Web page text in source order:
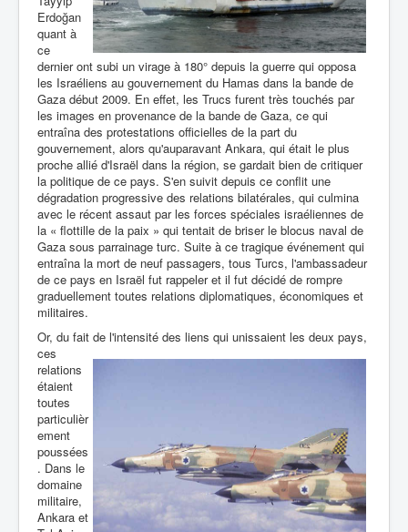
Erdoğan
quant à
ce
dernier ont subi un virage à 180° depuis la guerre qui opposa
les Israéliens au gouvernement du Hamas dans la bande de
Gaza début 2009. En effet, les Trucs furent très touchés par
les images en provenance de la bande de Gaza, ce qui
entraîna des protestations officielles de la part du
gouvernement, alors qu'auparavant Ankara, qui était le plus
proche allié d'Israël dans la région, se gardait bien de critiquer
la politique de ce pays. S'en suivit depuis ce conflit une
dégradation progressive des relations bilatérales, qui culmina
avec le récent assaut par les forces spéciales israéliennes de
la « flottille de la paix » qui tentait de briser le blocus naval de
Gaza sous parrainage turc. Suite à ce tragique événement qui
entraîna la mort de neuf passagers, tous Turcs, l'ambassadeur
de ce pays en Israël fut rappeler et il fut décidé de rompre
graduellement toutes relations diplomatiques, économiques et
militaires.
Or, du fait de l'intensité des liens qui unissaient les deux pays,
ces
relations
étaient
toutes
particulièr
ement
poussées
. Dans le
domaine
militaire,
Ankara et